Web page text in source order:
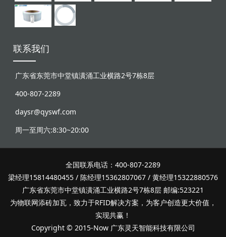
联系我们
广东省东莞市中堂镇潢涌工业横路2号7栋8层
400-807-2289
daysr@qyswf.com
周一至周六:8:30~20:00
全国联系电话：400-807-2289
梁经理15814480455 / 陈经理15362807067 / 黄经理15322880576
广东省东莞市中堂镇潢涌工业横路2号7栋8层 邮编:523221
为物联网添砖加瓦，致力于RFID解决方案，为客户创造更大价值，
实现共赢！
Copyright © 2015-Now 广东灵天智能科技有限公司